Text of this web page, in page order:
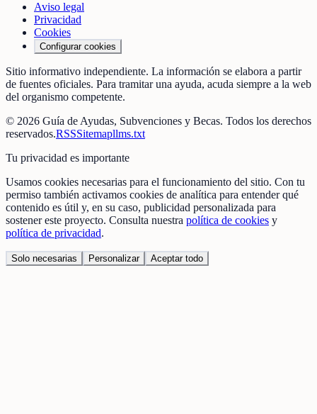
Aviso legal
Privacidad
Cookies
Configurar cookies
Sitio informativo independiente. La información se elabora a partir
de fuentes oficiales. Para tramitar una ayuda, acuda siempre a la web
del organismo competente.
© 2026 Guía de Ayudas, Subvenciones y Becas. Todos los derechos
reservados.RSSSitemapllms.txt
Tu privacidad es importante
Usamos cookies necesarias para el funcionamiento del sitio. Con tu
permiso también activamos cookies de analítica para entender qué
contenido es útil y, en su caso, publicidad personalizada para
sostener este proyecto. Consulta nuestra política de cookies y
política de privacidad.
Solo necesarias Personalizar Aceptar todo